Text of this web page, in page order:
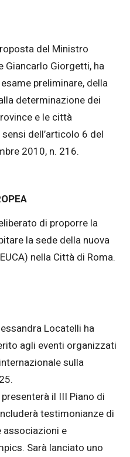
del Ministro
Giancarlo Giorgetti, ha
preliminare, della
determinazione dei
e le città
dell’articolo 6 del
2010, n. 216.
di proporre la
la sede della nuova
nella Città di Roma.
Locatelli ha
agli eventi organizzati
sulla
il III Piano di
testimonianze di
e
Sarà lanciato uno